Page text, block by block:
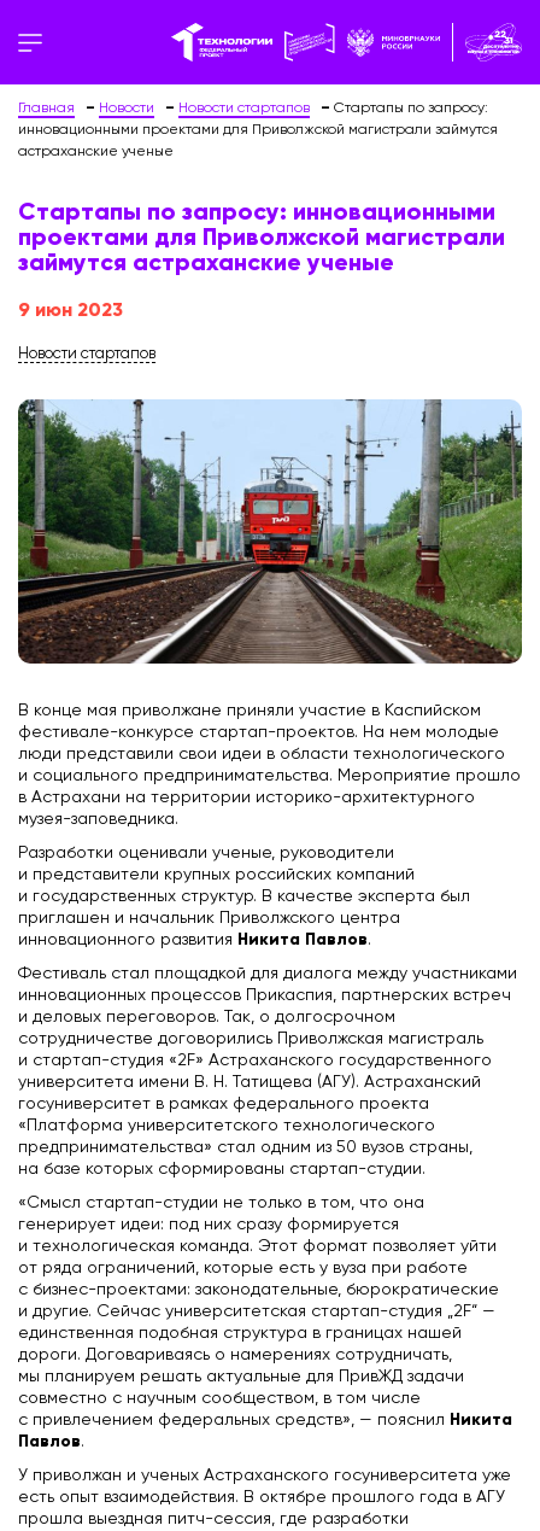
Главная Новости Новости стартапов
Стартапы по запросу:
инновационными проектами для Приволжской магистрали займутся
астраханские ученые
Стартапы по запросу: инновационными
проектами для Приволжской магистрали
займутся астраханские ученые
9 июн 2023
Новости стартапов
В конце мая приволжане приняли участие в Каспийском
фестивале-конкурсе стартап-проектов. На нем молодые
люди представили свои идеи в области технологического
и социального предпринимательства. Мероприятие прошло
в Астрахани на территории историко-архитектурного
музея-заповедника.
Разработки оценивали ученые, руководители
и представители крупных российских компаний
и государственных структур. В качестве эксперта был
приглашен и начальник Приволжского центра
инновационного развития Никита Павлов.
Фестиваль стал площадкой для диалога между участниками
инновационных процессов Прикаспия, партнерских встреч
и деловых переговоров. Так, о долгосрочном
сотрудничестве договорились Приволжская магистраль
и стартап-студия «2F» Астраханского государственного
университета имени В. Н. Татищева (АГУ). Астраханский
госуниверситет в рамках федерального проекта
«Платформа университетского технологического
предпринимательства» стал одним из 50 вузов страны,
на базе которых сформированы стартап-студии.
«Смысл стартап-студии не только в том, что она
генерирует идеи: под них сразу формируется
и технологическая команда. Этот формат позволяет уйти
от ряда ограничений, которые есть у вуза при работе
с бизнес-проектами: законодательные, бюрократические
и другие. Сейчас университетская стартап-студия „2F“ —
единственная подобная структура в границах нашей
дороги. Договариваясь о намерениях сотрудничать,
мы планируем решать актуальные для ПривЖД задачи
совместно с научным сообществом, в том числе
с привлечением федеральных средств», — пояснил Никита
Павлов.
У приволжан и ученых Астраханского госуниверситета уже
есть опыт взаимодействия. В октябре прошлого года в АГУ
прошла выездная питч-сессия, где разработки